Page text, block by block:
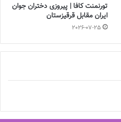
تورنمنت کافا | پیروزی دختران جوان
ایران مقابل قرقیزستان
2026-07-25